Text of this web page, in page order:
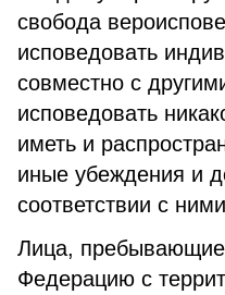
свобода
исповедовать
совместно с
исповедовать
иметь и
иные убеждения и
соответствии с
Лица,
Федерацию с